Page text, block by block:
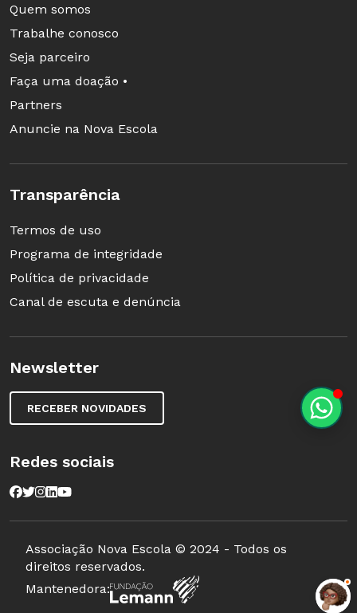
Quem somos
Trabalhe conosco
Seja parceiro
Faça uma doação •
Partners
Anuncie na Nova Escola
Transparência
Termos de uso
Programa de integridade
Política de privacidade
Canal de escuta e denúncia
Newsletter
RECEBER NOVIDADES
Redes sociais
Associação Nova Escola © 2024 - Todos os
direitos reservados.
Mantenedora: